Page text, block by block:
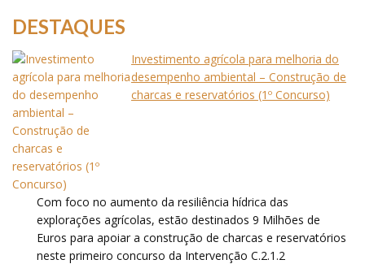
DESTAQUES
Investimento agrícola para melhoria do
desempenho ambiental – Construção de
charcas e reservatórios (1º Concurso)
Com foco no aumento da resiliência hídrica das
explorações agrícolas, estão destinados 9 Milhões de
Euros para apoiar a construção de charcas e reservatórios
neste primeiro concurso da Intervenção C.2.1.2